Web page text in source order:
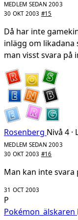
MEDLEM SEDAN 2003
30 OKT 2003 #15
Då har inte
inlägg om likadana
man visst svara på
Rosenberg Nivå 4 ·
MEDLEM SEDAN 2003
30 OKT 2003 #16
Man kan inte svara
31 OCT 2003
P
Pokémon_älskaren